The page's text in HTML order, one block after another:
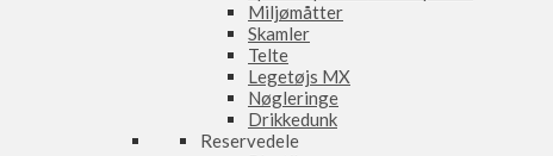
Miljømåtter
Skamler
Telte
Legetøjs MX
Nøgleringe
Drikkedunk
Reservedele